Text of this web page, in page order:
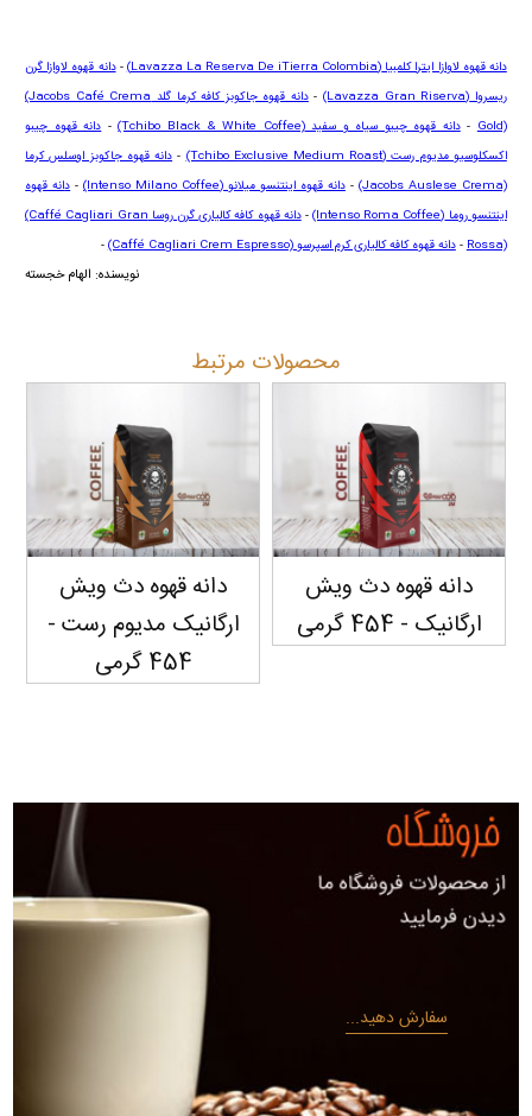
دانه قهوه لاوازا ایترا کلمبیا(Lavazza La Reserva De iTierra Colombia)
-دانه قهوه لاوازا گرن
ریسروا(Lavazza Gran Riserva)
-دانه قهوه جاکوبز کافه کرما گلد(Jacobs Café Crema
Gold)
-دانه قهوه چیبو سیاه و سفید(Tchibo Black & White Coffee)
-دانه قهوه چیبو
اکسکلوسیو مدیوم رست(Tchibo Exclusive Medium Roast)
- دانه قهوه جاکوبز اوسلس کرما
(Jacobs Auslese Crema)
-دانه قهوه اینتنسو میلانو(Intenso Milano Coffee)
-دانه قهوه
اینتنسو روما(Intenso Roma Coffee)
-دانه قهوه کافه کالیاری گرن روسا(Caffé Cagliari Gran
Rossa)
-دانه قهوه کافه کالیاری کرم اسپرسو(Caffé Cagliari Crem Espresso)
-
نویسنده: الهام خجسته
محصولات مرتبط
دانه قهوه دث ویش
ارگانیک - 454 گرمی
دانه قهوه دث ویش
ارگانیک مدیوم رست -
454 گرمی
سفارش دهید...